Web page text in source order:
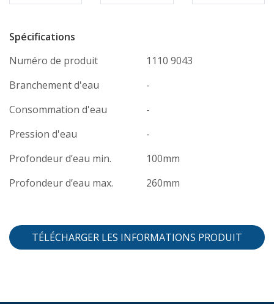
Spécifications
Numéro de produit
1110 9043
Branchement d'eau
-
Consommation d'eau
-
Pression d'eau
-
Profondeur d’eau min.
100mm
Profondeur d’eau max.
260mm
TÉLÉCHARGER LES INFORMATIONS PRODUIT